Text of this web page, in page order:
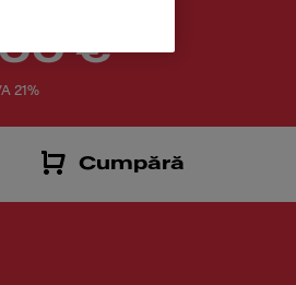
€
21%
Cumpără